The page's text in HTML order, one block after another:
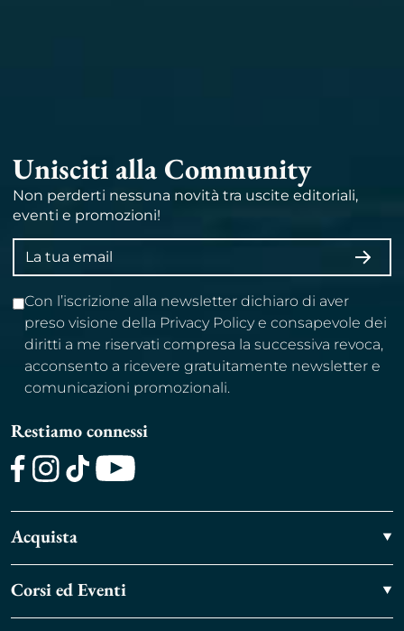
Unisciti alla Community
Non perderti nessuna novità tra uscite editoriali,
eventi e promozioni!
Indirizzo
email
Con l’iscrizione alla newsletter dichiaro di aver
preso visione della Privacy Policy e consapevole dei
diritti a me riservati compresa la successiva revoca,
acconsento a ricevere gratuitamente newsletter e
comunicazioni promozionali.
Restiamo connessi
Acquista
Corsi ed Eventi